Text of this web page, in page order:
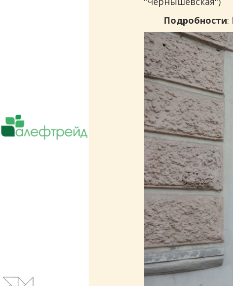
Поставки чая, кофе, оборудования.
Сотрудничает более чем с 5000
Сайты и корпоративные веб-системы.
Понятный дизайн, улучшение
Подробности: